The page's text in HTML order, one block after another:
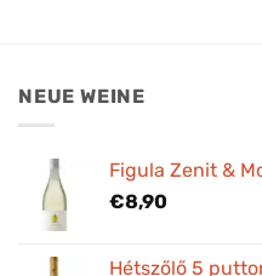
NEUE WEINE
Figula Zenit &
€8,90
Hétszőlő 5